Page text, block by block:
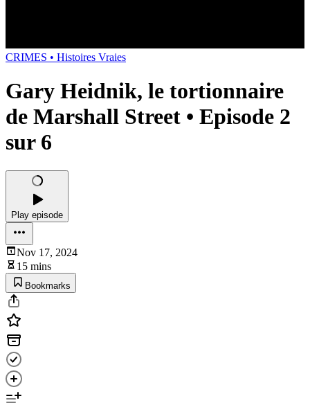
CRIMES • Histoires Vraies
Gary Heidnik, le tortionnaire
de Marshall Street • Episode 2
sur 6
Play episode
Nov 17, 2024
15 mins
Bookmarks